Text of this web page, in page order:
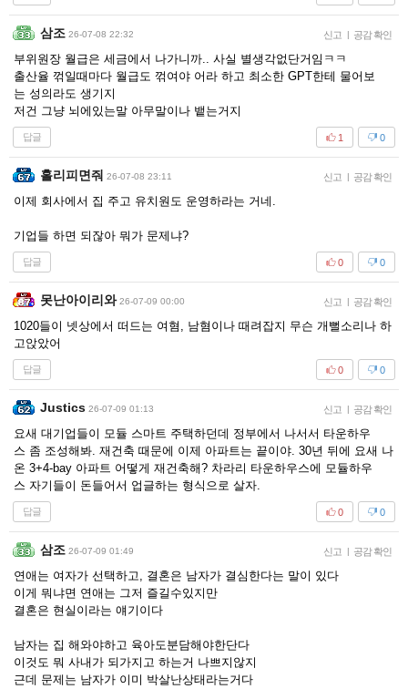
삼조 26-07-08 22:32 신고 | 공감 확인
부위원장 월급은 세금에서 나가니까.. 사실 별생각없단거임ㅋㅋ
출산율 꺾일때마다 월급도 꺾여야 어라 하고 최소한 GPT한테 물어보
는 성의라도 생기지
저건 그냥 뇌에있는말 아무말이나 뱉는거지
답글 0
1
홀리피면줘 26-07-08 23:11 신고 | 공감 확인
이제 회사에서 집 주고 유치원도 운영하라는 거네.
기업들 하면 되잖아 뭐가 문제냐?
답글 0
0
못난아이리와 26-07-09 00:00 신고 | 공감 확인
1020들이 넷상에서 떠드는 여혐, 남혐이나 때려잡지 무슨 개뻘소리나 하
고앉았어
답글 0
0
Justics 26-07-09 01:13 신고 | 공감 확인
요새 대기업들이 모듈 스마트 주택하던데 정부에서 나서서 타운하우
스 좀 조성해봐. 재건축 때문에 이제 아파트는 끝이야. 30년 뒤에 요새 나
온 3+4-bay 아파트 어떻게 재건축해? 차라리 타운하우스에 모듈하우
스 자기들이 돈들어서 업글하는 형식으로 살자.
답글 0
0
삼조 26-07-09 01:49 신고 | 공감 확인
연애는 여자가 선택하고, 결혼은 남자가 결심한다는 말이 있다
이게 뭐냐면 연애는 그저 즐길수있지만
결혼은 현실이라는 얘기이다
남자는 집 해와야하고 육아도분담해야한단다
이것도 뭐 사내가 되가지고 하는거 나쁘지않지
근데 문제는 남자가 이미 박살난상태라는거다